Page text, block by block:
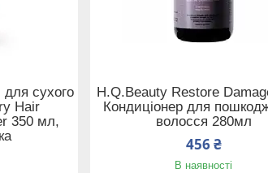
для сухого
Hair
350 мл,
H.Q.Beauty Restore
Кондиціонер для
волосся 280мл
456 ₴
В наявності